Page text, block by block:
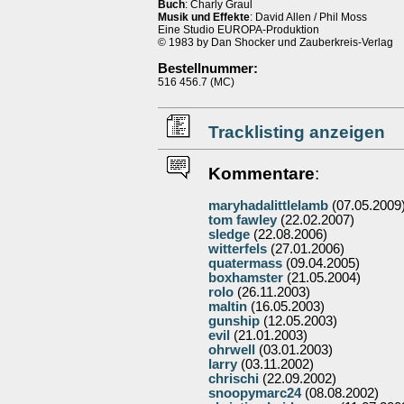
Buch: Charly Graul
Musik und Effekte: David Allen / Phil Moss
Eine Studio EUROPA-Produktion
© 1983 by Dan Shocker und Zauberkreis-Verlag
Bestellnummer:
516 456.7 (MC)
Tracklisting anzeigen
Kommentare:
maryhadalittlelamb
tom fawley (22.02.2007)
sledge (22.08.2006)
witterfels (27.01.2006)
quatermass (09.04.2005)
boxhamster (21.05.2004)
rolo (26.11.2003)
maltin (16.05.2003)
gunship (12.05.2003)
evil (21.01.2003)
ohrwell
(03.01.2003)
larry (03.11.2002)
chrischi (22.09.2002)
snoopymarc24(08.08.2002)